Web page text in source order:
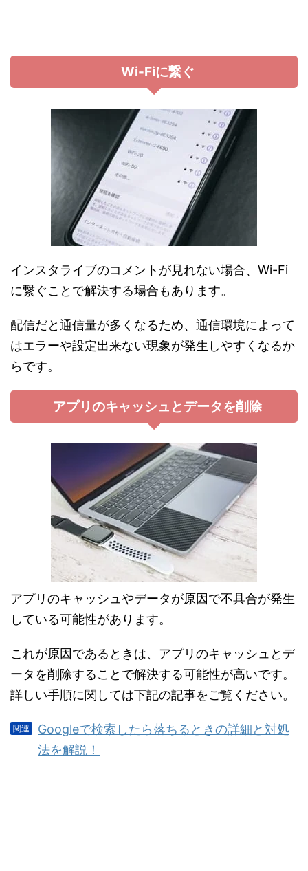
Wi-Fiに繋ぐ
インスタライブのコメントが見れない場合、Wi-Fi
に繋ぐことで解決する場合もあります。
配信だと通信量が多くなるため、通信環境によって
はエラーや設定出来ない現象が発生しやすくなるか
らです。
アプリのキャッシュとデータを削除
アプリのキャッシュやデータが原因で不具合が発生
している可能性があります。
これが原因であるときは、アプリのキャッシュとデ
ータを削除することで解決する可能性が高いです。
詳しい手順に関しては下記の記事をご覧ください。
Googleで検索したら落ちるときの詳細と対処
法を解説！